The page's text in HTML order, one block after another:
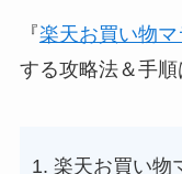
『楽天お買い物マ
する攻略法＆手順
楽天お買い物